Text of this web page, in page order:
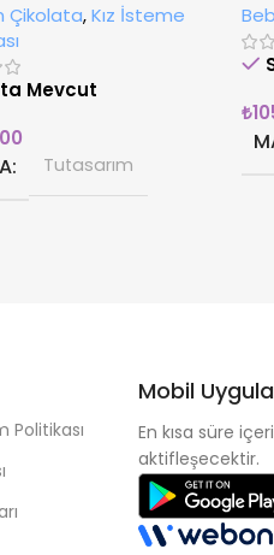
Çikolata,Kız İsteme
Mevcut
Tutasarım
₺
Politikası
Mobil
En kısa süre
aktifleşecektir.